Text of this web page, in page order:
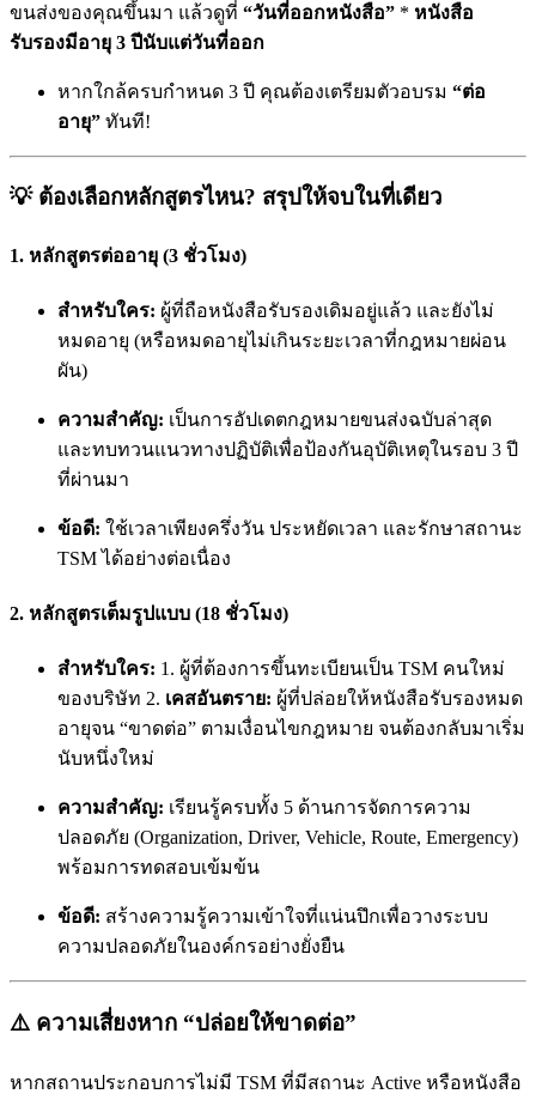
ขนส่งของคุณขึ้นมา แล้วดูที่ “วันที่ออกหนังสือ” * หนังสือ
รับรองมีอายุ 3 ปีนับแต่วันที่ออก
หากใกล้ครบกำหนด 3 ปี คุณต้องเตรียมตัวอบรม “ต่อ
อายุ” ทันที!
💡 ต้องเลือกหลักสูตรไหน? สรุปให้จบในที่เดียว
1. หลักสูตรต่ออายุ (3 ชั่วโมง)
สำหรับใคร: ผู้ที่ถือหนังสือรับรองเดิมอยู่แล้ว และยังไม่
หมดอายุ (หรือหมดอายุไม่เกินระยะเวลาที่กฎหมายผ่อน
ผัน)
ความสำคัญ: เป็นการอัปเดตกฎหมายขนส่งฉบับล่าสุด
และทบทวนแนวทางปฏิบัติเพื่อป้องกันอุบัติเหตุในรอบ 3 ปี
ที่ผ่านมา
ข้อดี: ใช้เวลาเพียงครึ่งวัน ประหยัดเวลา และรักษาสถานะ
TSM ได้อย่างต่อเนื่อง
2. หลักสูตรเต็มรูปแบบ (18 ชั่วโมง)
สำหรับใคร: 1. ผู้ที่ต้องการขึ้นทะเบียนเป็น TSM คนใหม่
ของบริษัท 2. เคสอันตราย: ผู้ที่ปล่อยให้หนังสือรับรองหมด
อายุจน “ขาดต่อ” ตามเงื่อนไขกฎหมาย จนต้องกลับมาเริ่ม
นับหนึ่งใหม่
ความสำคัญ: เรียนรู้ครบทั้ง 5 ด้านการจัดการความ
ปลอดภัย (Organization, Driver, Vehicle, Route, Emergency)
พร้อมการทดสอบเข้มข้น
ข้อดี: สร้างความรู้ความเข้าใจที่แน่นปึกเพื่อวางระบบ
ความปลอดภัยในองค์กรอย่างยั่งยืน
⚠️ ความเสี่ยงหาก “ปล่อยให้ขาดต่อ”
หากสถานประกอบการไม่มี TSM ที่มีสถานะ Active หรือหนังสือ